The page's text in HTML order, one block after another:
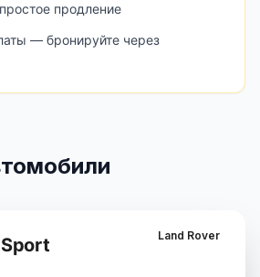
продление
— бронируйте через
Land Rover